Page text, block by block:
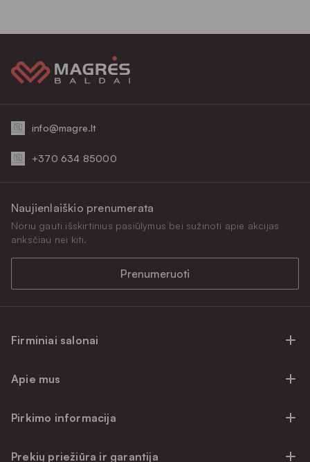
info@magre.lt
+370 634 85000
Firminiai salonai
Firminiai salonai Klaipėdoje
Apie mus
Atsiliepimai
Pirkimo informacija
Prekių priežiūra ir garantija
Naujienlaiškio prenumerata
Noriu gauti išskirtinius pasiūlymus bei sužinoti apie akcijas
anksčiau nei kiti.
Prenumeruoti